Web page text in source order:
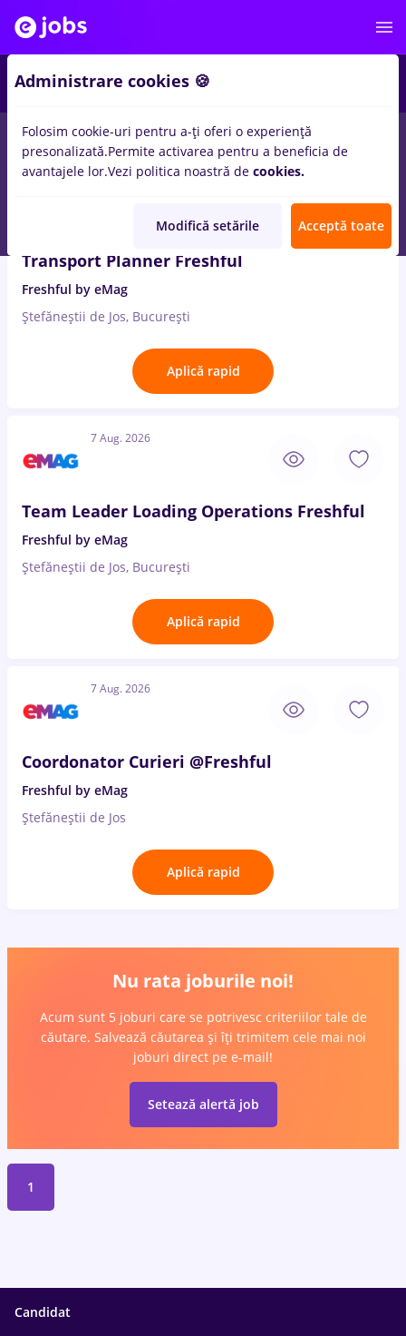
locuri de muncabibliotecainTransport / Distributie
Transport Planner Freshful
Freshful by eMag
Ștefăneștii de Jos, București
Aplică rapid
7 Aug. 2026
Team Leader Loading Operations Freshful
Freshful by eMag
Ștefăneștii de Jos, București
Aplică rapid
7 Aug. 2026
Coordonator Curieri @Freshful
Freshful by eMag
Ștefăneștii de Jos
Aplică rapid
Nu rata joburile noi!
Acum sunt 5 joburi care se potrivesc criteriilor tale de
căutare. Salvează căutarea și îți trimitem cele mai noi
joburi direct pe e-mail!
Setează alertă job
1
Candidat
Administrare cookies 🍪
Folosim cookie-uri pentru a-ți oferi o experiență
presonalizată.Permite activarea pentru a beneficia de
avantajele lor.Vezi politica noastră de cookies.
Modifică setările Acceptă toate